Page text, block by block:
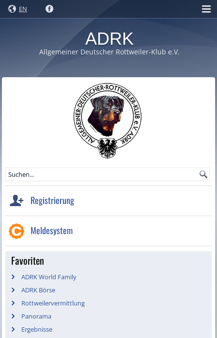
EN
ADRK
Allgemeiner Deutscher Rottweiler-Klub e.V.
Registrierung
Meldesystem
Favoriten
ADRK World Family
ADRK Börse
Rottweilervermittlung
Panorama
Ergebnisse